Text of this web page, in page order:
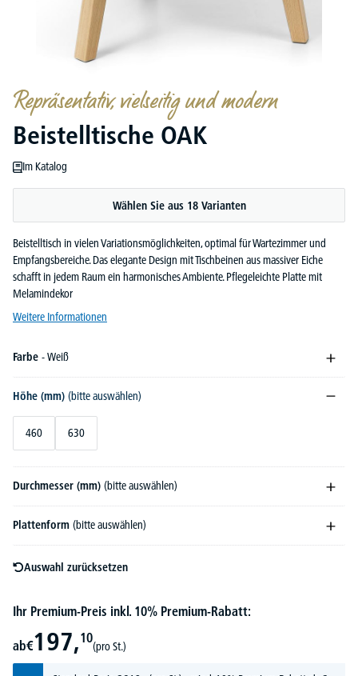
Repräsentativ, vielseitig und modern
Beistelltische OAK
Im Katalog
Wählen Sie aus 18 Varianten
Beistelltisch in vielen Variationsmöglichkeiten, optimal für Wartezimmer und
Empfangsbereiche. Das elegante Design mit Tischbeinen aus massiver Eiche
schafft in jedem Raum ein harmonisches Ambiente. Pflegeleichte Platte mit
Melamindekor
Weitere Informationen
Farbe - Weiß
Höhe (mm) (bitte auswählen)
460 630
Durchmesser (mm) (bitte auswählen)
Plattenform (bitte auswählen)
Auswahl zurücksetzen
Ihr Premium-Preis inkl. 10% Premium-Rabatt:
ab€197,10
(pro St.)